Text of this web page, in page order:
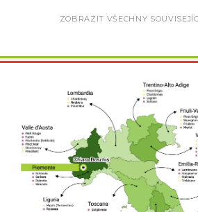
ZOBRAZIT VŠECHNY